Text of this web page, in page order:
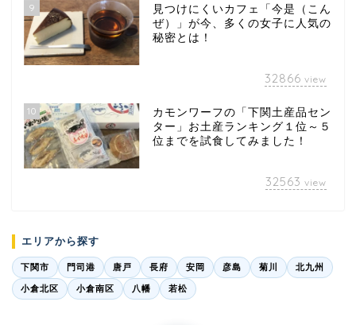
9
見つけにくいカフェ「今是（こん
ぜ）」が今、多くの女子に人気の
秘密とは！
32866 view
10
カモンワーフの「下関土産品セン
ター」お土産ランキング１位～５
位までを試食してみました！
32563 view
エリアから探す
下関市 門司港 唐戸 長府 安岡 彦島 菊川 北九州
小倉北区 小倉南区 八幡 若松